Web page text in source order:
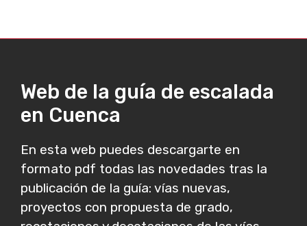
Web de la guía de escalada
en Cuenca
En esta web puedes descargarte en
formato pdf todas las novedades tras la
publicación de la guía: vías nuevas,
proyectos con propuesta de grado,